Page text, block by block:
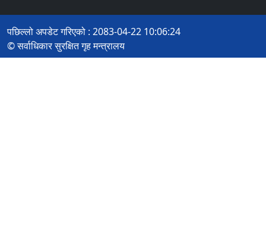
पछिल्लो अपडेट गरिएको : 2083-04-22 10:06:24
© सर्वाधिकार सुरक्षित गृह मन्त्रालय